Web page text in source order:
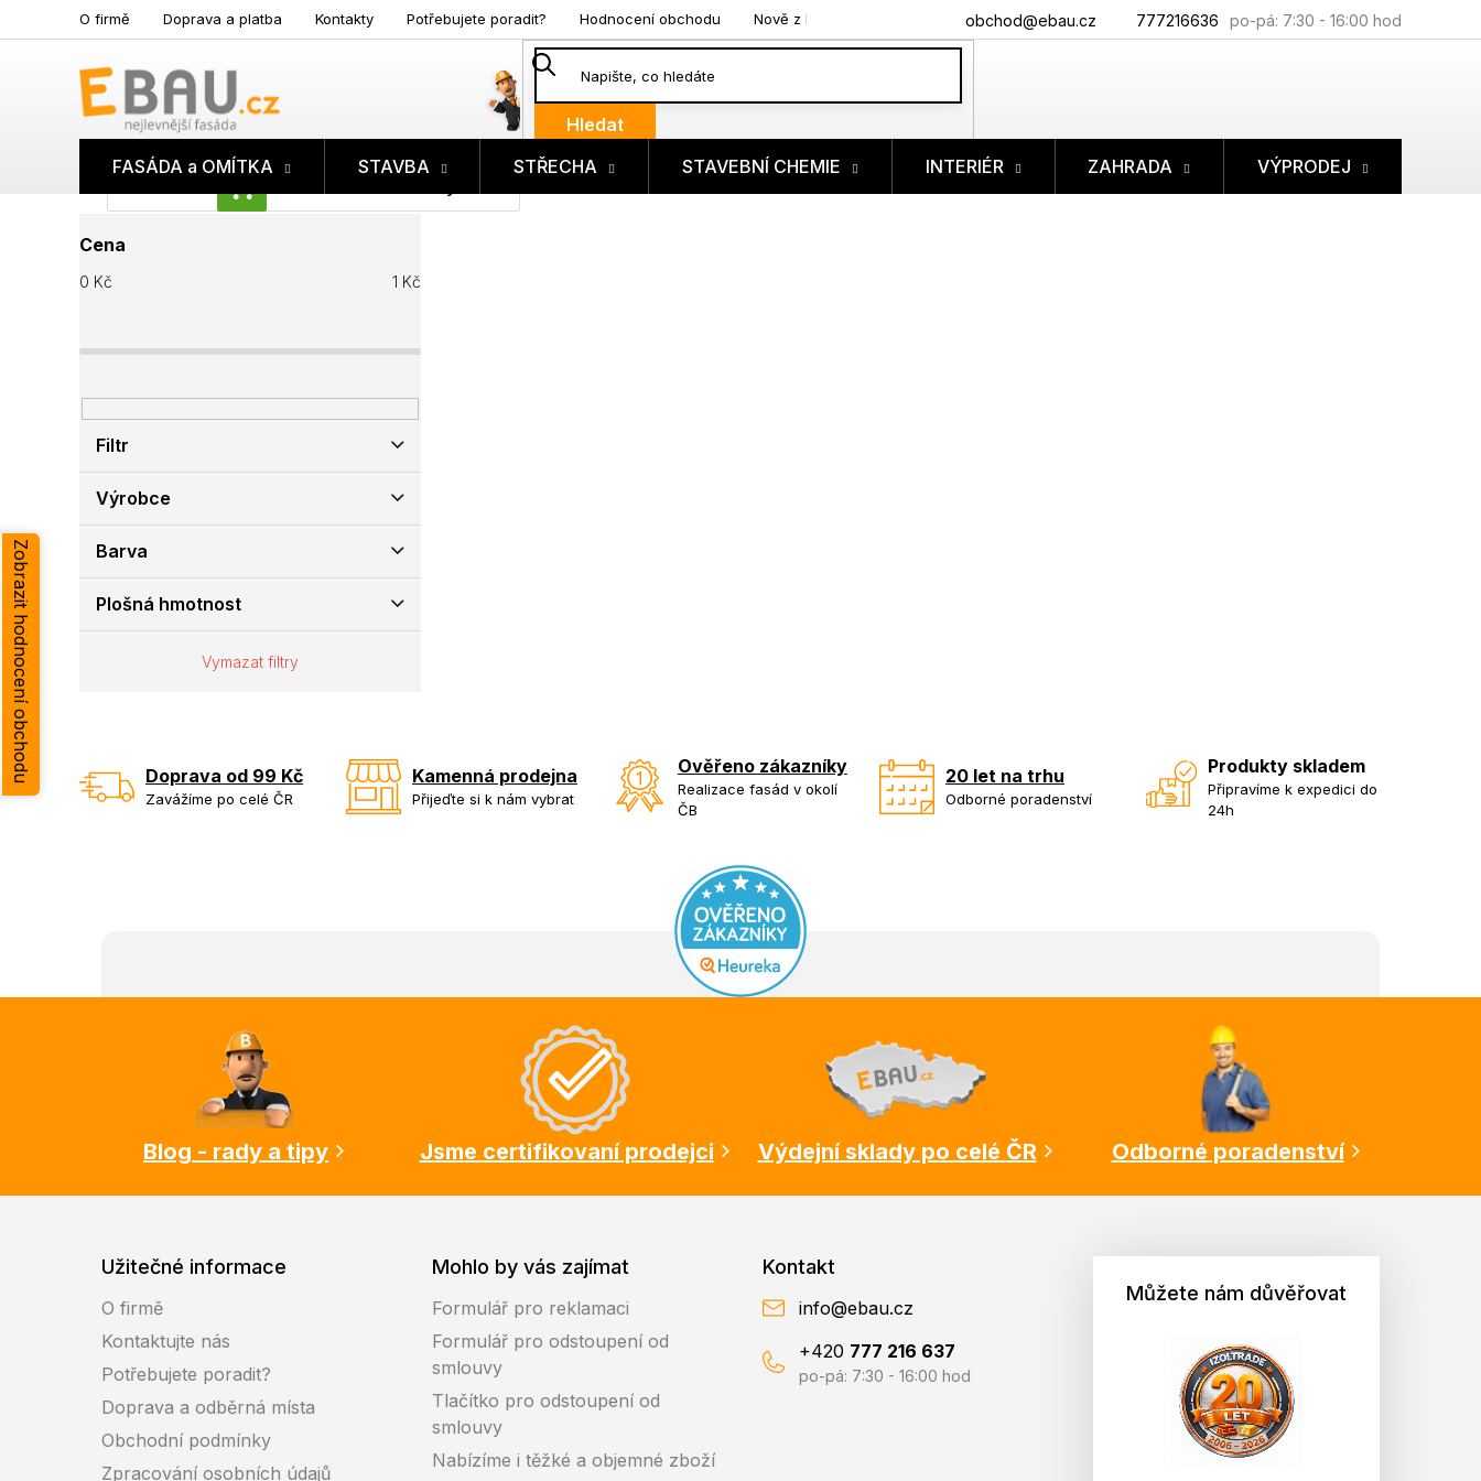
na
777216636
obchod@ebau.cz
O firmě Doprava a platba Kontakty Potřebujete poradit? Hodnocení obchodu Nově z blogu
Hledat
NÁKUPNÍ
FASÁDA a OMÍTKA STAVBA STŘECHA STAVEBNÍ CHEMIE INTERIÉR ZAHRADA VÝPRODEJ
o
s
a
n
í
a
Cena
0 Kč 1 Kč
Filtr
Výrobce
Barva
Plošná hmotnost
Vymazat filtry
Doprava od 99 Kč
Zavážíme po celé ČR
Kamenná prodejna
Přijeďte si k nám vybrat
Ověřeno zákazníky
Realizace fasád v okolí
ČB
20 let na trhu
Odborné poradenství
Produkty skladem
Připravíme k expedici do
24h
Blog - rady a tipy
Jsme certifikovaní prodejci Výdejní sklady po celé ČR Odborné poradenství
Užitečné informace
O firmě
Kontaktujte nás
Potřebujete poradit?
Doprava a odběrná místa
Obchodní podmínky
Zpracování osobních údajů
Mohlo by vás zajímat
Formulář pro reklamaci
Formulář pro odstoupení od
smlouvy
Tlačítko pro odstoupení od
smlouvy
Nabízíme i těžké a objemné zboží
Kontakt
info@ebau.cz
+420 777 216 637
po-pá: 7:30 - 16:00 hod
Můžete nám důvěřovat
Zobrazit hodnocení obchodu